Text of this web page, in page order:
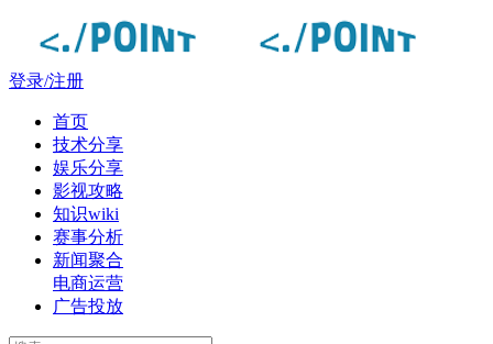
登录/注册
首页
技术分享
娱乐分享
影视攻略
知识wiki
赛事分析
新闻聚合
电商运营
广告投放